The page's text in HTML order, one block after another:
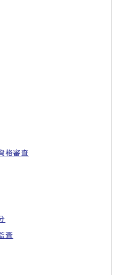
格審査
査